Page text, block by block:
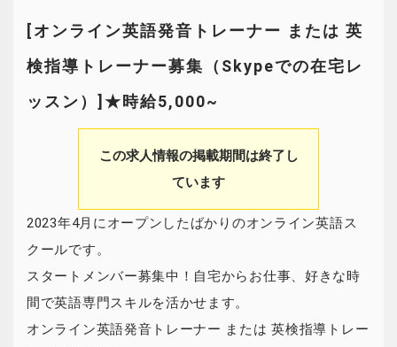
[オンライン英語発音トレーナー または 英
検指導トレーナー募集（Skypeでの在宅レ
ッスン）]★時給5,000~
この求人情報の掲載期間は終了し
ています
2023年4月にオープンしたばかりのオンライン英語ス
クールです。
スタートメンバー募集中！自宅からお仕事、好きな時
間で英語専門スキルを活かせます。
オンライン英語発音トレーナー または 英検指導トレー